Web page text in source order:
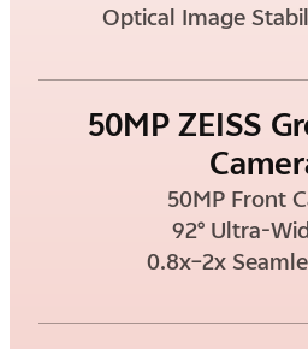
Optical Image
50MP ZEISS
50MP Front
92° Ultra-
0.8x–2x